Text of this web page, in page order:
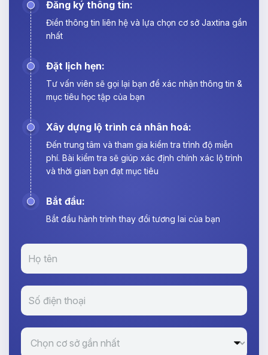
Đăng ký thông tin:
Điền thông tin liên hệ và lựa chọn cơ sở Jaxtina gần
nhất
Đặt lịch hẹn:
Tư vấn viên sẽ gọi lại bạn để xác nhận thông tin &
mục tiêu học tập của bạn
Xây dựng lộ trình cá nhân hoá:
Đến trung tâm và tham gia kiểm tra trình độ miễn
phí. Bài kiểm tra sẽ giúp xác định chính xác lộ trình
và thời gian bạn đạt mục tiêu
Bắt đầu:
Bắt đầu hành trình thay đổi tương lai của bạn